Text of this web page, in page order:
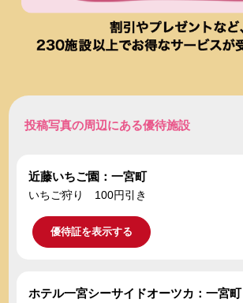
投稿写真の周辺にある優待施設
近藤いちご園：一宮町
いちご狩り 100円引き
優待証を表示する
ホテル一宮シーサイドオーツカ：一宮町